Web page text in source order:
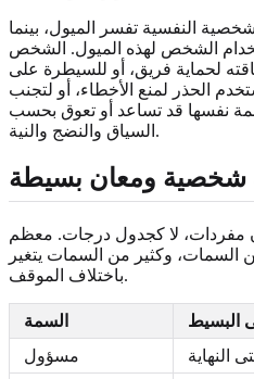
النفسية تفسر الميول، بينما
الشخص لهذه الميول. الشخص
لحماية فريق، أو للسيطرة على
الحذر لمنع الأخطاء، أو لتجنب
نفسها قد تساعد أو تعوق بحسب
السياق والنضج والنية.
شخصية ومعان بسيطة
مفردات، لا كجدول درجات. معظم
السمات، وكثير من السمات يتغير
باختلاف الموقف.
السمة
البسيط
مسؤول
النهاية